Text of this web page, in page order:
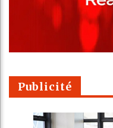
Publicité